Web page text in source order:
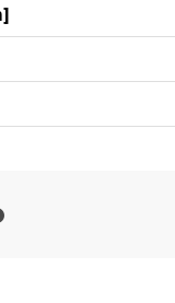
STURM HANDELS